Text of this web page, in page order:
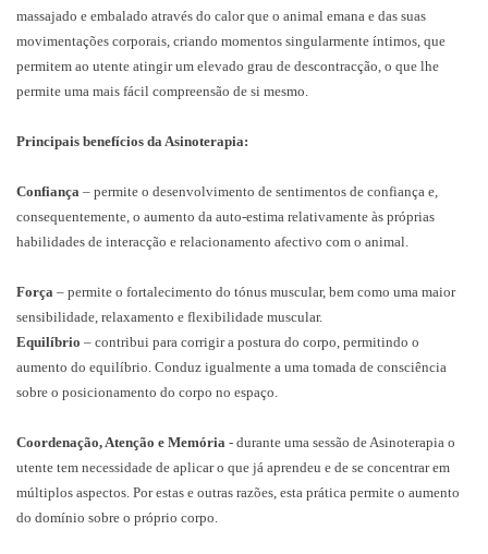
massajado e embalado através do calor que o animal emana e das suas
movimentações corporais, criando momentos singularmente íntimos, que
permitem ao utente atingir um elevado grau de descontracção, o que lhe
permite uma mais fácil compreensão de si mesmo.
Principais benefícios da Asinoterapia:
Confiança – permite o desenvolvimento de sentimentos de confiança e,
consequentemente, o aumento da auto-estima relativamente às próprias
habilidades de interacção e relacionamento afectivo com o animal.
Força – permite o fortalecimento do tónus muscular, bem como uma maior
sensibilidade, relaxamento e flexibilidade muscular.
Equilíbrio – contribui para corrigir a postura do corpo, permitindo o
aumento do equilíbrio. Conduz igualmente a uma tomada de consciência
sobre o posicionamento do corpo no espaço.
Coordenação, Atenção e Memória - durante uma sessão de Asinoterapia o
utente tem necessidade de aplicar o que já aprendeu e de se concentrar em
múltiplos aspectos. Por estas e outras razões, esta prática permite o aumento
do domínio sobre o próprio corpo.